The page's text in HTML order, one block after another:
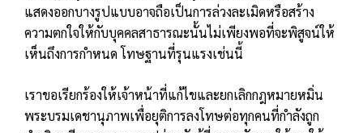
แสดงออกบางรูปแบบอาจถือเป็นการล่วงละเมิดหรือสร้าง
ความตกใจให้กับบุคคลสาธารณะนั้นไม่เพียงพอที่จะพิสูจน์ให้
เห็นถึงการกำหนด โทษฐานที่รุนแรงเช่นนี้
เราขอเรียกร้องให้เจ้าหน้าที่แก้ไขและยกเลิกกฎหมายหมิ่น
พระบรมเดชานุภาพเพื่อยุติการลงโทษต่อทุกคนที่กำลังถูก